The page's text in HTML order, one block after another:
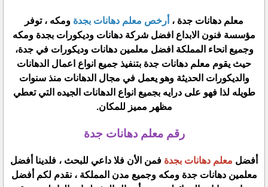
معلم دهانات جدة ، أرخص معلم دهانات بجدة ومكه ، توفر
مؤسسة فنون الابداع افضل شركة دهانات وديكورات بجدة ومكه
وجميع انحاء المملكة افضل معلمين دهانات وديكورات في جدة،
حيث يقوم معلم دهانات جدة بتنفيذ جميع انواع اعمال الدهانات
والديكورات الحديثة وهو يعمل في مجال الدهانات منذ سنوات
طويله لذا فهو على درايه بجميع انواع الدهانات الجيده التي تعطي
مظهر مميز للمكان.
رقم معلم دهانات جدة
أفضل معلم دهانات بجدة فمن الأن فلا داعي للبحث ، فلدينا أفضل
معلمين دهانات جدة ومكه وجميع مدن المملكة ، نقدم لكم أفضل